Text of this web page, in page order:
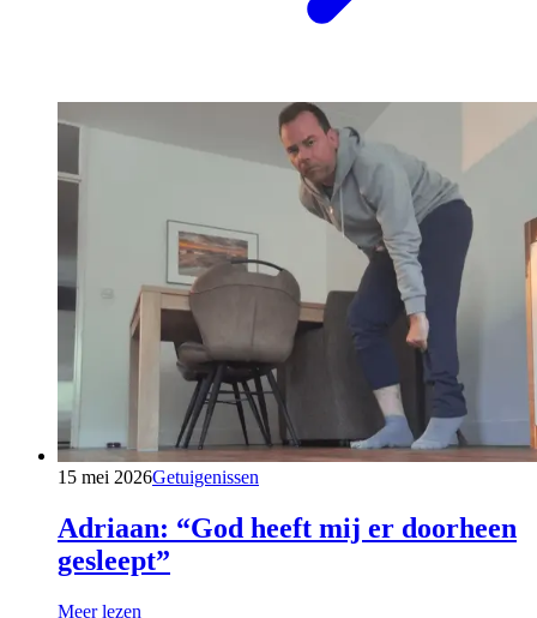
15 mei 2026Getuigenissen
Adriaan: “God heeft mij er doorheen
gesleept”
Meer lezen